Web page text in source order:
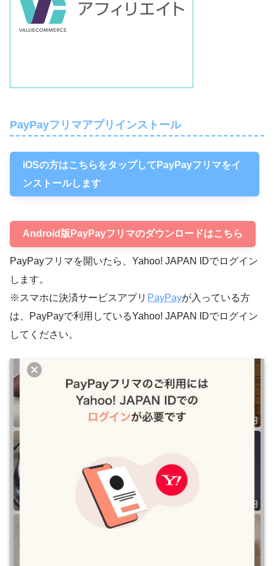
PayPayフリマアプリインストール
iOSの方はこちらをタップしてPayPayフリマをイ
ンストールします
Android版PayPayフリマのダウンロードはこちら
PayPayフリマを開いたら、Yahoo! JAPAN IDでログイン
します。
※スマホに決済サービスアプリ PayPayが入っている方
は、PayPayで利用しているYahoo! JAPAN IDでログイン
してください。